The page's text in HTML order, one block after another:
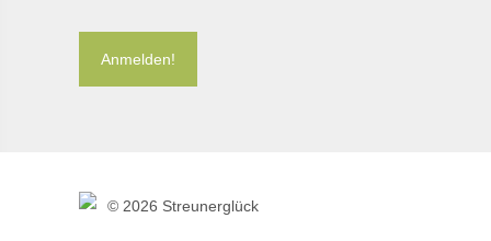
© 2026 Streunerglück